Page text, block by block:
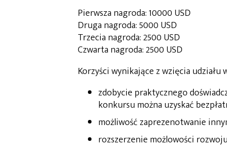
Pierwsza nagroda: 10000 USD
Druga nagroda: 5000 USD
Trzecia nagroda: 2500 USD
Czwarta nagroda: 2500 USD
Korzyści wynikające z wzięcia udziału
zdobycie praktycznego
konkursu można uzyskać
możliwość zaprezenotwanie
rozszerzenie możlowości